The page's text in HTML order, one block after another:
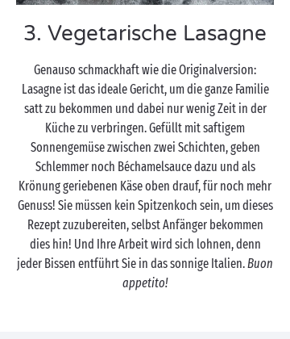
3. Vegetarische Lasagne
Genauso schmackhaft wie die Originalversion:
Lasagne ist das ideale Gericht, um die ganze Familie
satt zu bekommen und dabei nur wenig Zeit in der
Küche zu verbringen. Gefüllt mit saftigem
Sonnengemüse zwischen zwei Schichten, geben
Schlemmer noch Béchamelsauce dazu und als
Krönung geriebenen Käse oben drauf, für noch mehr
Genuss! Sie müssen kein Spitzenkoch sein, um dieses
Rezept zuzubereiten, selbst Anfänger bekommen
dies hin! Und Ihre Arbeit wird sich lohnen, denn
jeder Bissen entführt Sie in das sonnige Italien.Buon
appetito!